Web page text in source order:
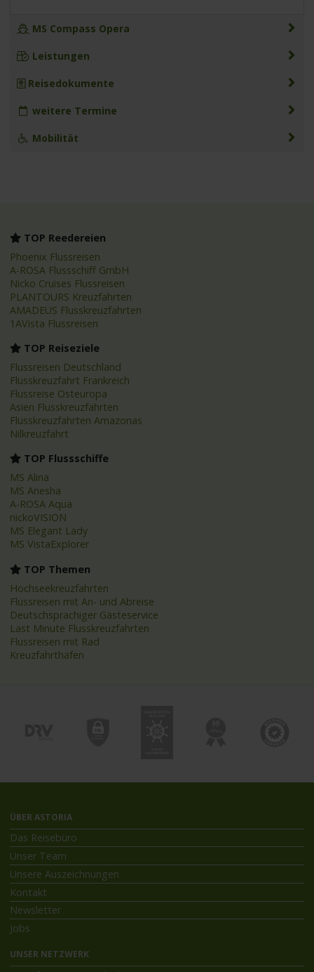
MS Compass Opera
Leistungen
Reisedokumente
weitere Termine
Mobilität
TOP Reedereien
Phoenix Flussreisen
A-ROSA Flussschiff GmbH
Nicko Cruises Flussreisen
PLANTOURS Kreuzfahrten
AMADEUS Flusskreuzfahrten
1AVista Flussreisen
TOP Reiseziele
Flussreisen Deutschland
Flusskreuzfahrt Frankreich
Flussreise Osteuropa
Asien Flusskreuzfahrten
Flusskreuzfahrten Amazonas
Nilkreuzfahrt
TOP Flussschiffe
MS Alina
MS Anesha
A-ROSA Aqua
nickoVISION
MS Elegant Lady
MS VistaExplorer
TOP Themen
Hochseekreuzfahrten
Flussreisen mit An- und Abreise
Deutschsprachiger Gästeservice
Last Minute Flusskreuzfahrten
Flussreisen mit Rad
Kreuzfahrthäfen
ÜBER ASTORIA
Das Reisebüro
Unser Team
Unsere Auszeichnungen
Kontakt
Newsletter
Jobs
UNSER NETZWERK